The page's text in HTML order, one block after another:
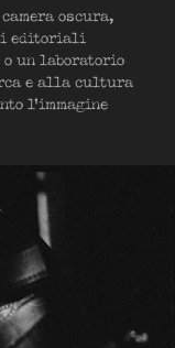
oscura,
editoriali
o un laboratorio
e alla cultura
l'immagine